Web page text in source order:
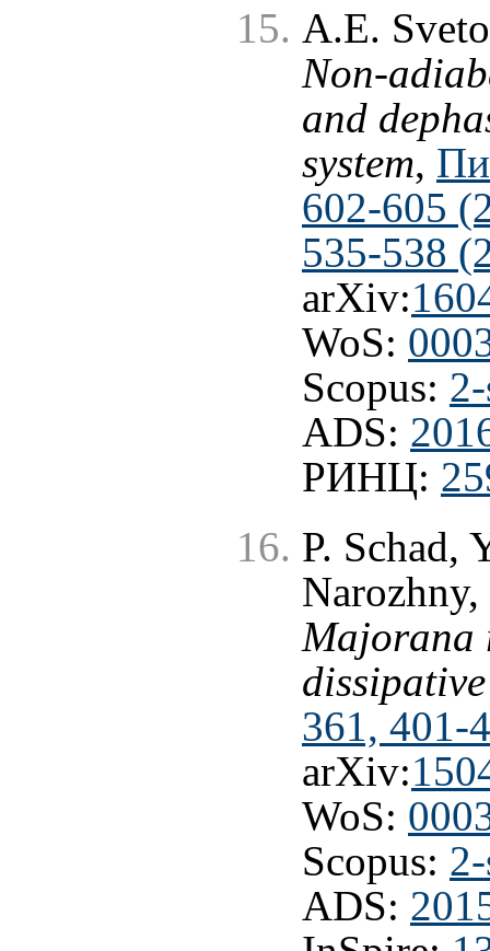
A.E.
Non-
and
system,
602-605
535-538
arXiv:
WoS:
Scopus:
ADS:
РИНЦ:
P. Schad,
Majorana
361, 401-
arXiv:
WoS:
Scopus:
ADS: